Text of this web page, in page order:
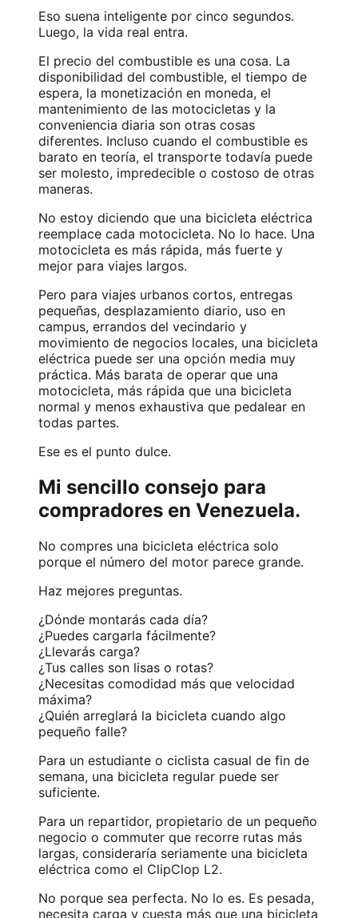
Eso suena inteligente por cinco segundos.
Luego, la vida real entra.
El precio del combustible es una cosa. La
disponibilidad del combustible, el tiempo de
espera, la monetización en moneda, el
mantenimiento de las motocicletas y la
conveniencia diaria son otras cosas
diferentes. Incluso cuando el combustible es
barato en teoría, el transporte todavía puede
ser molesto, impredecible o costoso de otras
maneras.
No estoy diciendo que una bicicleta eléctrica
reemplace cada motocicleta. No lo hace. Una
motocicleta es más rápida, más fuerte y
mejor para viajes largos.
Pero para viajes urbanos cortos, entregas
pequeñas, desplazamiento diario, uso en
campus, errandos del vecindario y
movimiento de negocios locales, una bicicleta
eléctrica puede ser una opción media muy
práctica. Más barata de operar que una
motocicleta, más rápida que una bicicleta
normal y menos exhaustiva que pedalear en
todas partes.
Ese es el punto dulce.
Mi sencillo consejo para
compradores en Venezuela.
No compres una bicicleta eléctrica solo
porque el número del motor parece grande.
Haz mejores preguntas.
¿Dónde montarás cada día?
¿Puedes cargarla fácilmente?
¿Llevarás carga?
¿Tus calles son lisas o rotas?
¿Necesitas comodidad más que velocidad
máxima?
¿Quién arreglará la bicicleta cuando algo
pequeño falle?
Para un estudiante o ciclista casual de fin de
semana, una bicicleta regular puede ser
suficiente.
Para un repartidor, propietario de un pequeño
negocio o commuter que recorre rutas más
largas, consideraría seriamente una bicicleta
eléctrica como el ClipClop L2.
No porque sea perfecta. No lo es. Es pesada,
necesita carga y cuesta más que una bicicleta